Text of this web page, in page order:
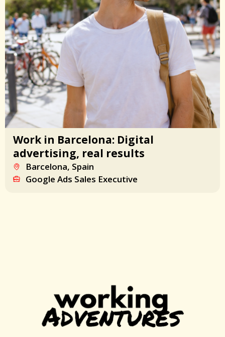
Work in Barcelona: Digital
advertising, real results
Barcelona, Spain
Google Ads Sales Executive